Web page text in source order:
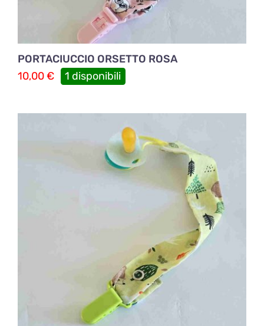
PORTACIUCCIO ORSETTO ROSA
10,00€ 1 disponibili